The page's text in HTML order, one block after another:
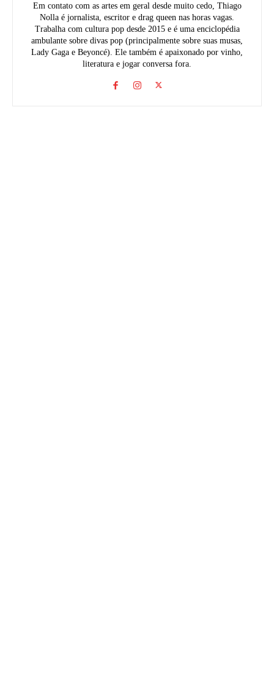
Em contato com as artes em geral desde muito cedo, Thiago
Nolla é jornalista, escritor e drag queen nas horas vagas.
Trabalha com cultura pop desde 2015 e é uma enciclopédia
ambulante sobre divas pop (principalmente sobre suas musas,
Lady Gaga e Beyoncé). Ele também é apaixonado por vinho,
literatura e jogar conversa fora.